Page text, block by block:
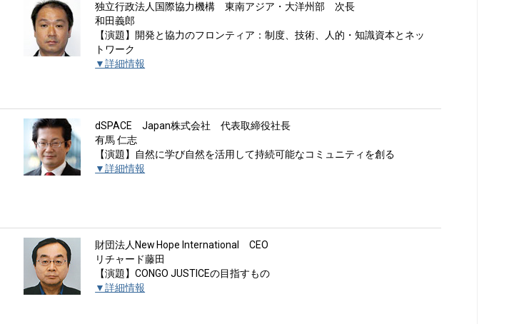
独立行政法人国際協力機構 東南アジア・大洋州部 次長
和田義郎
【演題】開発と協力のフロンティア：制度、技術、人的・知識資本とネッ
トワーク
▼詳細情報
dSPACE Japan株式会社 代表取締役社長
有馬 仁志
【演題】自然に学び自然を活用して持続可能なコミュニティを創る
▼詳細情報
財団法人New Hope International CEO
リチャード藤田
【演題】CONGO JUSTICEの目指すもの
▼詳細情報